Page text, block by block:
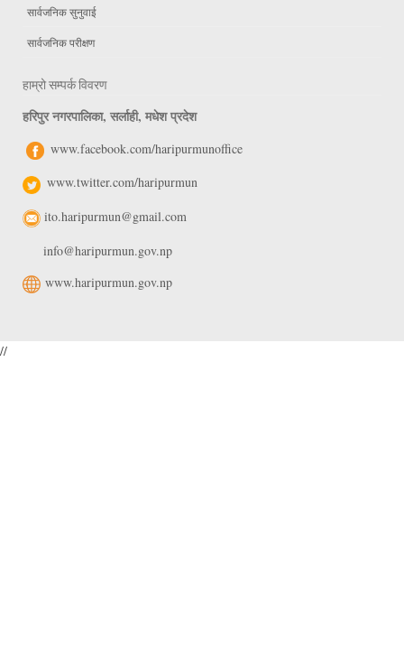
सार्वजनिक सुनुवाई
सार्वजनिक परीक्षण
हाम्रो सम्पर्क विवरण
हरिपुर नगरपालिका, सर्लाही, मधेश प्रदेश
www.facebook.com/haripurmunoffice
www.twitter.com/haripurmun
ito.haripurmun@gmail.com
info@haripurmun.gov.np
www.haripurmun.gov.np
//